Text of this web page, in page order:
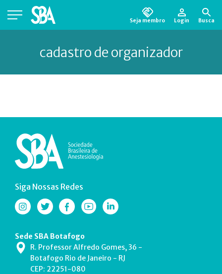
Seja membro Login Busca
para encontrá-lo.
cadastro de organizador
Siga Nossas Redes
Sede SBA Botafogo
R. Professor Alfredo Gomes, 36 -
Botafogo Rio de Janeiro - RJ
CEP: 22251-080